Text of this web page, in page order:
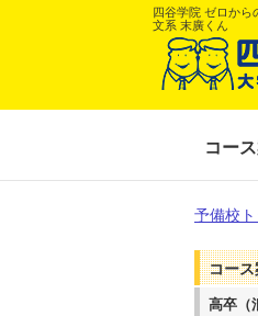
四谷学院 ゼロから
文系 末廣くん
コー
予備校
コー
高卒（